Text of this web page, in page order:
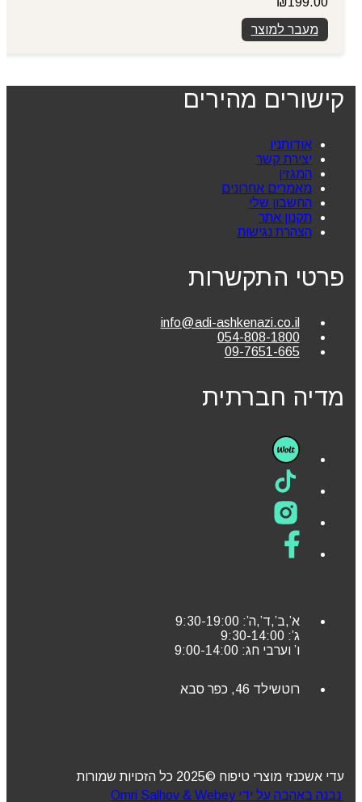
מעבר למוצר
קישורים מהירים
אודותניו
יצירת קשר
המגזין
מאמרים אחרונים
החשבון שלי
תקנון אתר
הצהרת נגישות
פרטי התקשרות
info@adi-ashkenazi.co.il
054-808-1800
09-7651-665
מדיה חברתית
א’,ב’,ד’,ה’: 9:30-19:00
ג’: 9:30-14:00
ו’ וערבי חג: 9:00-14:00
רוטשילד 46, כפר סבא
עדי אשכנזי מוצרי טיפוח ©2025 כל הזכויות שמורות
נבנה באהבה על ידי Omri Salhov & Webey